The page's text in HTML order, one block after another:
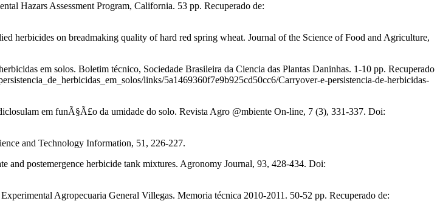
Hazars Assessment Program, California. 53 pp. Recuperado de:
herbicides on breadmaking quality of hard red spring wheat. Journal of the Science of Food and Agriculture,
em solos. Boletim técnico, Sociedade Brasileira da Ciencia das Plantas Daninhas. 1-10 pp. Recuperado
links/5a1469360f7e9b925cd50cc6/Carryover-e-persistencia-de-herbicidas-
em funÃ§Ã£o da umidade do solo. Revista Agro @mbiente On-line, 7 (3), 331-337. Doi:
and Technology Information, 51, 226-227.
postemergence herbicide tank mixtures. Agronomy Journal, 93, 428-434. Doi:
Agropecuaria General Villegas. Memoria técnica 2010-2011. 50-52 pp. Recuperado de: